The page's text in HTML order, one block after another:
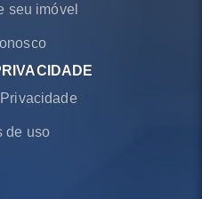
seu imóvel
de uso